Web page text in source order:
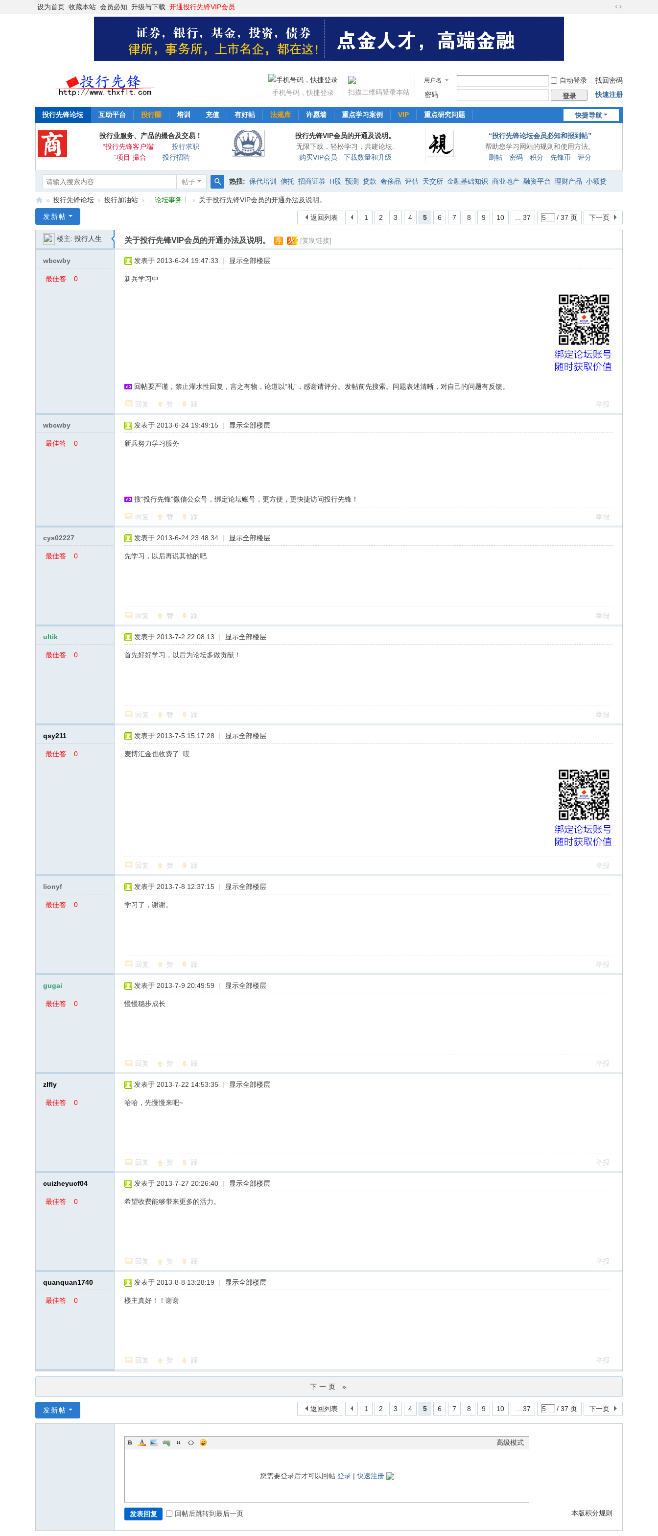
设为首页 收藏本站 会员必知 升级与下载 开通投行先锋VIP会员
切
用户名 自动登录
找回密码
密码
登录 快速注册
扫描二维码登录本站
手机号码，快捷登录
快捷导航
投行先锋论坛 互助平台 投行圈 培训 充值 有好帖 法规库 许愿墙 重点学习案例 VIP 重点研究问题
投行业服务、产品的撮合及交易！
“投行先锋客户端”- 投行求职
“项目”撮合 - 投行招聘
投行先锋VIP会员的开通及说明。
无限下载，轻松学习，共建论坛.
购买VIP会员 - 下载数量和升级
“投行先锋论坛会员必知和报到帖”
帮助您学习网站的规则和使用方法。
删帖—密码—积分—先锋币—评分
帖子
搜
热搜: 保代培训 信托 招商证券 H股 预测 贷款 奢侈品 评估 天交所 金融基础知识 商业地产 融资平台 理财产品 小额贷
中信证券 交易平台 资产证券化 新三板
行
—
业
» 投行先锋论坛 › 投行加油站 › ┊论坛事务┊ › 关于投行先锋VIP会员的开通办法及说明。 ...
1 2 3 4 5 6 7 8 9 10 ... 37 / 37 页 下一页
返回列表
发新帖
楼主: 投行人生 关于投行先锋VIP会员的开通办法及说明。 荐 火 [复制链接]
wbcwby
最佳答
0
发表于 2013-6-24 19:47:33 | 显示全部楼层
新兵学习中
回帖要严谨，禁止灌水性回复，言之有物，论道以“礼”，感谢请评分。发帖前先搜索。问题表述清晰，对自己的问题有反馈。
回复 赞 踩 举报
wbcwby
最佳答
0
发表于 2013-6-24 19:49:15 | 显示全部楼层
新兵努力学习服务
搜“投行先锋”微信公众号，绑定论坛账号，更方便，更快捷访问投行先锋！
回复 赞 踩 举报
cys02227
最佳答
0
发表于 2013-6-24 23:48:34 | 显示全部楼层
先学习，以后再说其他的吧
回复 赞 踩 举报
ultik
最佳答
0
发表于 2013-7-2 22:08:13 | 显示全部楼层
首先好好学习，以后为论坛多做贡献！
回复 赞 踩 举报
qsy211
最佳答
0
发表于 2013-7-5 15:17:28 | 显示全部楼层
麦博汇金也收费了 哎
回复 赞 踩 举报
lionyf
最佳答
0
发表于 2013-7-8 12:37:15 | 显示全部楼层
学习了，谢谢。
回复 赞 踩 举报
gugai
最佳答
0
发表于 2013-7-9 20:49:59 | 显示全部楼层
慢慢稳步成长
回复 赞 踩 举报
zlfly
最佳答
0
发表于 2013-7-22 14:53:35 | 显示全部楼层
哈哈，先慢慢来吧~
回复 赞 踩 举报
cuizheyucf04
最佳答
0
发表于 2013-7-27 20:26:40 | 显示全部楼层
希望收费能够带来更多的活力。
回复 赞 踩 举报
quanquan1740
最佳答
0
发表于 2013-8-8 13:28:19 | 显示全部楼层
楼主真好！！谢谢
回复 赞 踩 举报
下一页 »
1 2 3 4 5 6 7 8 9 10 ... 37 / 37 页 下一页
返回列表
发新帖
高级模式
您需要登录后才可以回帖 登录|快速注册
本版积分规则
发表回复 回帖后跳转到最后一页